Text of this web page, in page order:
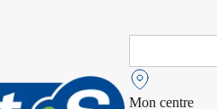
Search
Mon centre